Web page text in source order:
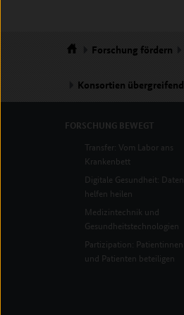
Forschung fördern
Konsortien
FORSCHUNG BEWEGT
Transfer: Vom Labor ans
Krankenbett
Digitale Gesundheit: Daten
helfen heilen
Medizintechnik und
Gesundheitstechnologien
Partizipation: Patientinnen
und Patienten beteiligen